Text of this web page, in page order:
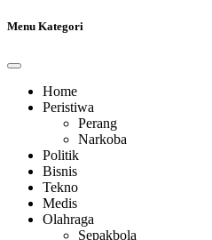
Menu Kategori
Home
Peristiwa
Perang
Narkoba
Politik
Bisnis
Tekno
Medis
Olahraga
Sepakbola